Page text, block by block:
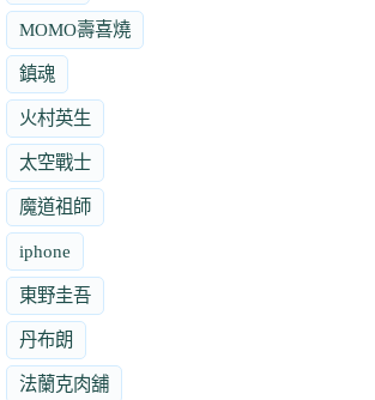
MOMO壽喜燒
鎮魂
火村英生
太空戰士
魔道祖師
iphone
東野圭吾
丹布朗
法蘭克肉舖